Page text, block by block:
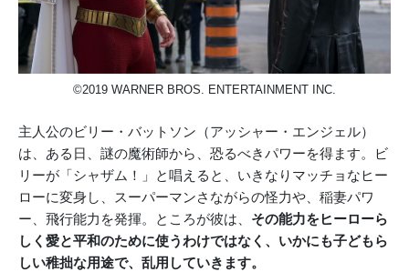
©2019 WARNER BROS. ENTERTAINMENT INC.
主人公のビリー・バットソン（アッシャー・エンジェル）
は、ある日、謎の魔術師から、恐るべきパワーを得ます。ビ
リーが「シャザム！」と唱えると、いきなりマッチョなヒー
ローに変身し、スーパーマンさながらの怪力や、稲妻パワ
ー、飛行能力を発揮。ところが彼は、 その能力をヒーローら
しく愛と平和のために使うわけではなく、いかにも子どもら
しい稚拙な用途で、乱用していきます。